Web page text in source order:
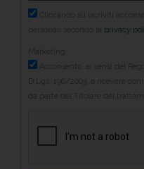
privacy
Acconsento, ai sensi del
D.Lgs. 196/2003, a ricevere